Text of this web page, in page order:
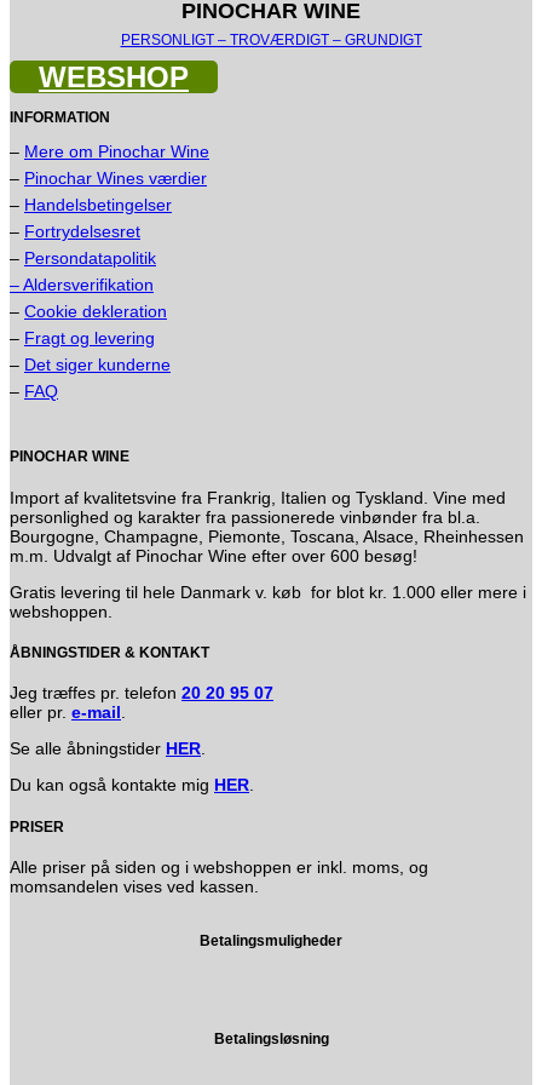
PINOCHAR WINE
PERSONLIGT – TROVÆRDIGT – GRUNDIGT
WEBSHOP
INFORMATION
– Mere om Pinochar Wine
– Pinochar Wines værdier
– Handelsbetingelser
– Fortrydelsesret
– Persondatapolitik
– Aldersverifikation
– Cookie dekleration
– Fragt og levering
– Det siger kunderne
– FAQ
PINOCHAR WINE
Import af kvalitetsvine fra Frankrig, Italien og Tyskland. Vine med
personlighed og karakter fra passionerede vinbønder fra bl.a.
Bourgogne, Champagne, Piemonte, Toscana, Alsace, Rheinhessen
m.m. Udvalgt af Pinochar Wine efter over 600 besøg!
Gratis levering til hele Danmark v. køb for blot kr. 1.000 eller mere i
webshoppen.
ÅBNINGSTIDER & KONTAKT
Jeg træffes pr. telefon 20 20 95 07
eller pr. e-mail.
Se alle åbningstider HER.
Du kan også kontakte mig HER.
PRISER
Alle priser på siden og i webshoppen er inkl. moms, og
momsandelen vises ved kassen.
Betalingsmuligheder
Betalingsløsning